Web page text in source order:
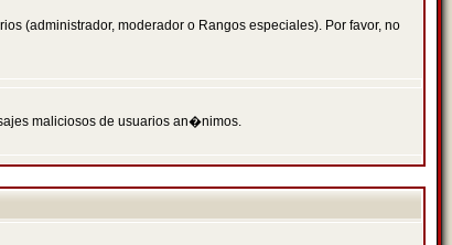
(administrador, moderador o Rangos especiales). Por favor, no
maliciosos de usuarios an�nimos.